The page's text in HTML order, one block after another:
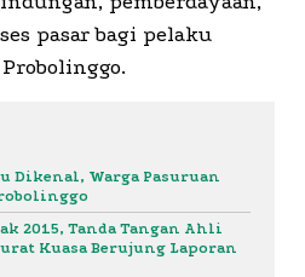
pasar bagi pelaku
Dikenal, Warga Pasuruan
2015, Tanda Tangan Ahli
Kuasa Berujung Laporan